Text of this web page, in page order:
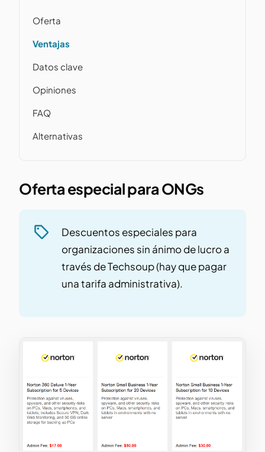
Oferta especial para ONGs
Descuentos especiales para
organizaciones sin ánimo de lucro a
través de Techsoup (hay que pagar
una tarifa administrativa).
Oferta
Ventajas
Datos clave
Opiniones
FAQ
Alternativas